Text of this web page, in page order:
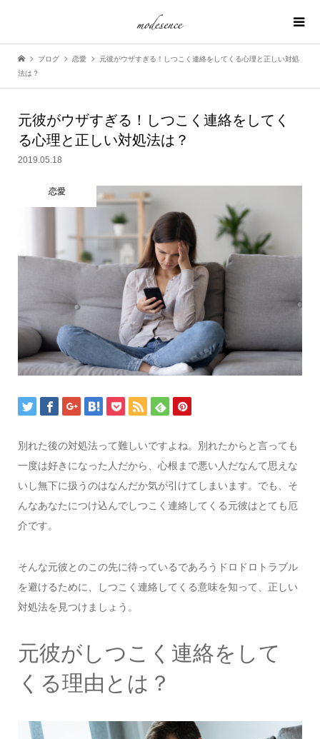
ブログ 恋愛
元彼がウザすぎる！しつこく連絡をしてくる心理と正しい対処
法は？
元彼がウザすぎる！しつこく連絡をしてく
る心理と正しい対処法は？
2019.05.18
恋愛
別れた後の対処法って難しいですよね。別れたからと言っても
一度は好きになった人だから、心根まで悪い人だなんて思えな
いし無下に扱うのはなんだか気が引けてしまいます。でも、そ
んなあなたにつけ込んでしつこく連絡してくる元彼はとても厄
介です。
そんな元彼とのこの先に待っているであろうドロドロトラブル
を避けるために、しつこく連絡してくる意味を知って、正しい
対処法を見つけましょう。
元彼がしつこく連絡をして
くる理由とは？